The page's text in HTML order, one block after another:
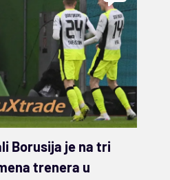
Borusija je na tri
trenera u